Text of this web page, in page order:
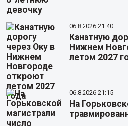
06.8.2026 21:40
Канатную
Нижнем
летом 2027
06.8.2026 21:15
На